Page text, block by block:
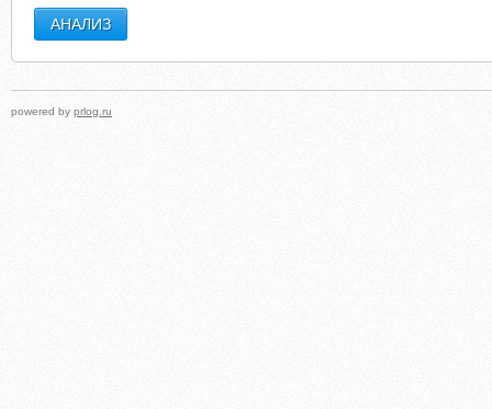
powered by prlog.ru